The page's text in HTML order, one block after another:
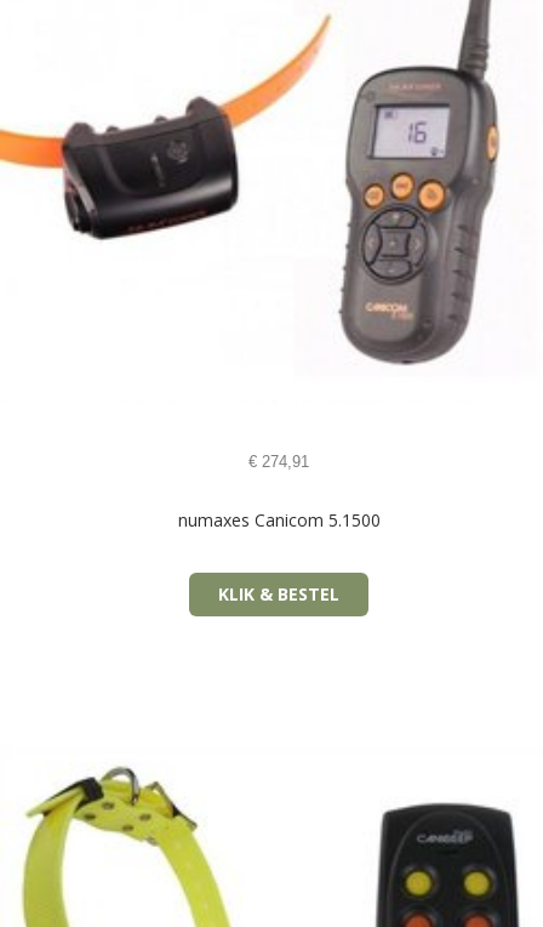
€ 274,91
numaxes Canicom 5.1500
KLIK & BESTEL